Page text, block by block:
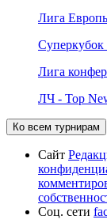
Лига
Лига
ЛЧ - Top
Ко всем турнирам
Сайт
Соц. сети